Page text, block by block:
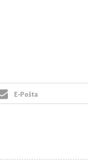
E-Pošta